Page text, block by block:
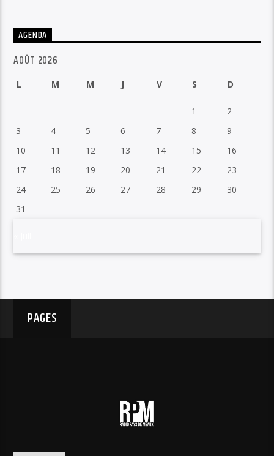
AGENDA
AOÛT 2026
L M M J V S D
1
2
3
4 5 6 7 8
9
10
11 12 13 14 15
16
17
18 19 20 21 22
23
24
25 26 27 28 29
30
31
PAGES